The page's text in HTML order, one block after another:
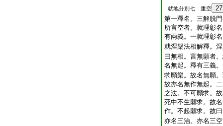
就地分別七 重空
27
第一釋名。三解脱
所言空者。就理彰
有兩義。一就理彰
就涅槃法相解釋。
曰無相。言無願者
名無起。釋有三義
求願樂。故名無願
故亦名無作無起。
之法。不可願求。
死中不生願求。故
作。不起願求。故
亦名三治。亦名三